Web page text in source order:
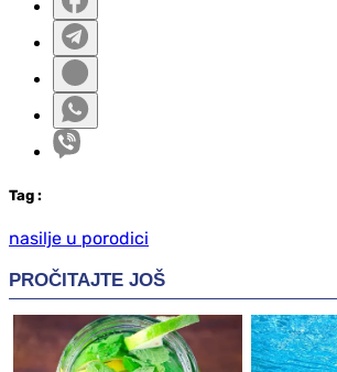
Tag :
nasilje u porodici